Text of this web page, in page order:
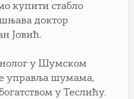
купити стабло
доктор
Јовић.
у Шумском
управља шумама,
у Теслићу.